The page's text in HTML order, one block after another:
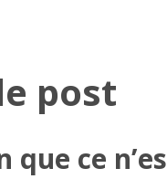
post
que ce